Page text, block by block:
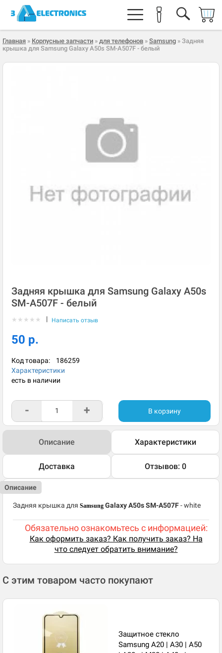
Главная » Корпусные запчасти » для телефонов » Samsung » Задняя
крышка для Samsung Galaxy A50s SM-A507F - белый
Задняя крышка для Samsung Galaxy A50s
SM-A507F - белый
★ ★ ★ ★ ★ | Написать отзыв
50 р.
Код товара: 186259
Характеристики
есть в наличии
- + В корзину
Описание Характеристики
Доставка Отзывов: 0
Описание
Задняя крышка для Samsung Galaxy A50s SM-A507F- white
Обязательно ознакомьтесь с информацией:
Как оформить заказ? Как получить заказ? На
что следует обратить внимание?
С этим товаром часто покупают
Защитное стекло
Samsung A20 | A30 | A50